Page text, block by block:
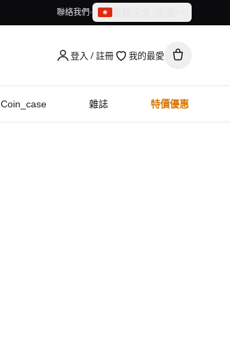
聯絡我們
繁體中文（香港）
登入 / 註冊 我的最愛
Coin_case 雜誌 特價優惠